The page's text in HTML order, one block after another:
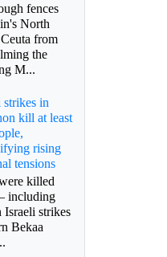
fences
North
from
the
M...
strikes in
kill at least
rising
tensions
killed
including
strikes
Bekaa